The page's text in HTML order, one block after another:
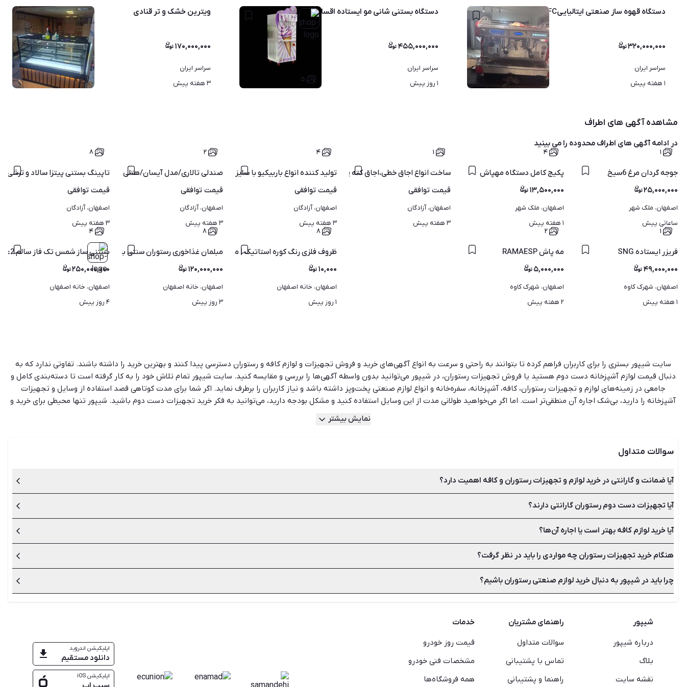
دستگاه قهوه ساز صنعتی ایتالیاییDFCمدلLIRa
۳۲۰,۰۰۰,۰۰۰
سراسر ایران
۱ هفته پیش
۵
دستگاه بستنی شانی مو ایستاده اقساطی
۴۵۵,۰۰۰,۰۰۰
سراسر ایران
۱ روز پیش
۷
ویترین خشک و تر قنادی
۱۷۰,۰۰۰,۰۰۰
سراسر ایران
۳ هفته پیش
مشاهده آگهی های اطراف
در ادامه آگهی های اطراف محدوده را می بینید
۱
جوجه گردان مرغ 6سیخ
۲۵,۰۰۰,۰۰۰
اصفهان، ملک شهر
ساعاتی پیش
۴
پکیج کامل دستگاه مهپاش
۱۳,۵۰۰,۰۰۰
اصفهان، ملک شهر
۱ هفته پیش
۱
ساخت انواع اجاق خطی،اجاق کته پزی،اجاق گاز فردار
قیمت توافقی
اصفهان، آزادگان
۳ هفته پیش
۴
تولید کننده انواع باربیکیو با سایز و ابعاد مختلف
قیمت توافقی
اصفهان، آزادگان
۳ هفته پیش
۲
صندلی تالاری/مدل آیسان/هتلی
قیمت توافقی
اصفهان، آزادگان
۳ هفته پیش
۸
تاپینگ بستنی پیتزا سالاد و ترشی
قیمت توافقی
اصفهان، آزادگان
۳ هفته پیش
۱
فریزر ایستاده SNG
۴۹,۰۰۰,۰۰۰
اصفهان، شهرک کاوه
۱ هفته پیش
۲
مه پاش RAMAESP
۵,۰۰۰,۰۰۰
اصفهان، شهرک کاوه
۲ هفته پیش
۸
ظروف فلزی رنگ کوره استاتیک | مخصوص کافه، رستوران و فست‌فود
۱۰,۰۰۰
اصفهان، خانه اصفهان
۱ روز پیش
۸
مبلمان غذاخوری رستوران سنتی با میز چوبی
۱۲۰,۰۰۰,۰۰۰
اصفهان، خانه اصفهان
۳ روز پیش
۴
بستنی ساز شمس تک فاز سالم 2عدد
۲۵۰,۰۰۰,۰۰۰
اصفهان، خانه اصفهان
۴ روز پیش
سایت شیپور بستری را برای کاربران فراهم کرده تا بتوانند به راحتی و سرعت به انواع آگهی‌های خرید و فروش تجهیزات و لوازم کافه و رستوران دسترسی پیدا کنند و بهترین خرید را داشته باشند. تفاوتی ندارد که به
دنبال قیمت لوازم آشپزخانه دست دوم هستید یا فروش تجهیزات رستوران، در شیپور می‌توانید بدون واسطه آگهی‌ها را بررسی و مقایسه کنید. سایت شیپور تمام تلاش خود را به کار گرفته است تا دسته‌بندی کامل و
جامعی در زمینه‌های لوازم و تجهیزات رستوران، کافه، آشپزخانه، سفره‌خانه و انواع لوازم صنعتی پخت‌وپز داشته باشد و نیاز کاربران را برطرف نماید. اگر شما برای مدت کوتاهی قصد استفاده از وسایل و تجهیزات
آشپزخانه را دارید، بی‌شک اجاره آن منطقی‌تر است. اما اگر می‌خواهید طولانی مدت از این وسایل استفاده کنید و مشکل بودجه دارید، می‌توانید به فکر خرید تجهیزات دست دوم باشید. شیپور تنها محیطی برای خرید و
فروش وسایل دست دوم و کارکرده نبوده و با جست‌وجو در میان آگهی‌ها می‌توانید انواع لوازم کافه و رستوران نو را نیز مشاهده کنید. با توجه به تنوع تجهیزات رستوران و هزینه بر بودن این مرحله از راه اندازی
رستوران، لازم است عوامل موثر در انتخاب درست تجهیزات را بدانید تا بتوانید هزینه هایتان را مدیریت کنید. خرید از سایتی مانند شیپور این امکان را فراهم می‌کند که قیمت محصولات و برندهای مختلف را باهم
نمایش بیشتر
سوالات متداول
آیا ضمانت و گارانتی در خرید لوازم و تجهیزات رستوران و کافه اهمیت دارد؟
یکی از موارد مهم در هنگام خرید لوازم صنعتی آشپزخانه برای رستوران یا کافه، بررسی و مطمئن شدن از صحت و شرایط گارانتی تجهیزات است. با داشتن گارانتی می‌توانید هزینه‌های سنگین سرویس و تعمیرات
این تجهیزات را تا حد امکان کاهش دهید.
آیا تجهیزات دست دوم رستوران گارانتی دارند؟
معمولا اگر مدت زمان زیادی از خرید آن کالا گذشته باشد گارانتی ندارد. اما شما می‌توانید به عنوان خریدار لوازم دست دوم از فروشنده تقاضا کنید که در صورت امکان، به مدت مشخصی محصول را تست کنید
تا از سالم‌بودن آن مطمئن شوید.
آیا خرید لوازم کافه بهتر است یا اجاره آن‌ها؟
اگر شما برای مدت کوتاهی قصد استفاده از وسایل و تجهیزات را دارید، بی‌شک اجاره آن منطقی‌تر است. اما اگر می‌خواهید طولانی مدت از این وسایل استفاده کنید و مشکل بودجه دارید، می‌توانید به فکر خرید
تجهیزات دست دوم باشید.
هنگام خرید تجهیزات رستوران چه مواردی را باید در نظر گرفت؟
بررسی کیفیت، کارایی، قیمت و عملکرد تجهیزات از مهم‌ترین مواردی است که باید قبل از خرید به آن‌ها توجه کنید. با توجه به تنوع تجهیزات رستوران و هزینه بر بودن این مرحله از راه اندازی رستوران، لازم
است عوامل موثر در انتخاب درست تجهیزات را بدانید تا بتوانید هزینه هایتان را مدیریت کنید. خرید از سایتی مانند شیپور این امکان را فراهم می‌کند که قیمت محصولات و برندهای مختلف را باهم مقایسه
چرا باید در شیپور به دنبال خرید لوازم صنعتی رستوران باشیم؟
شیپور
درباره شیپور
بلاگ
نقشه سایت
راهنمای مشتریان
سوالات متداول
تماس با پشتیبانی
راهنما و پشتیبانی
خدمات
قیمت روز خودرو
مشخصات فنی خودرو
همه فروشگاه‌ها
اپلیکیشن اندروید
دانلود مستقیم
اپلیکیشن iOS